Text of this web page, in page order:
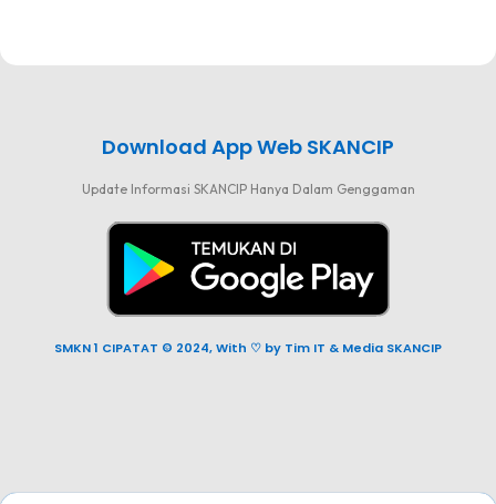
Download App Web SKANCIP
Update Informasi SKANCIP Hanya Dalam Genggaman
SMKN 1 CIPATAT © 2024, With ♡ by Tim IT & Media SKANCIP